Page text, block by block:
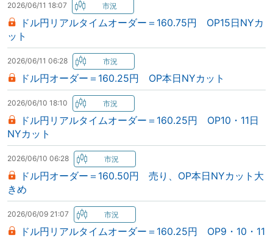
2026/06/11 18:07
ドル円リアルタイムオーダー＝160.75円 OP15日NYカ
ット
2026/06/11 06:28
ドル円オーダー＝160.25円 OP本日NYカット
2026/06/10 18:10
ドル円リアルタイムオーダー＝160.25円 OP10・11日
NYカット
2026/06/10 06:28
ドル円オーダー＝160.50円 売り、OP本日NYカット大
きめ
2026/06/09 21:07
ドル円リアルタイムオーダー＝160.25円 OP9・10・11